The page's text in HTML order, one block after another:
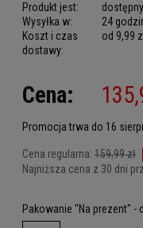
Produkt jest:
dostępny
Wysyłka w:
24
Koszt i czas
dostawy:
od 9,99
Cena nie zawiera
Cena:
Promocja trwa do 16
Cena regularna: 159,99 zł
Najniższa cena z 30 dni
Pakowanie "Na prezent" -